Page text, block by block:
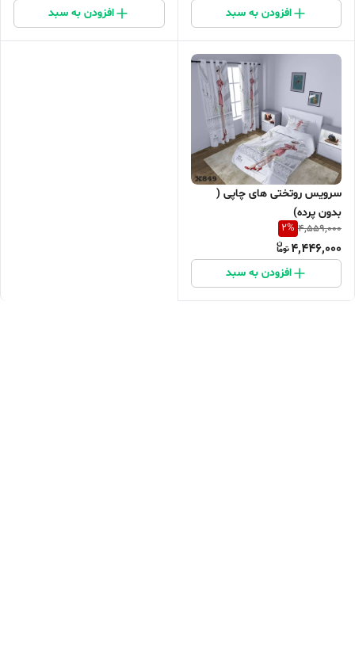
افزودن به سبد افزودن به سبد
سرویس روتختی های چاپی (
بدون پرده)
4,559,000
2%
4,446,000
افزودن به سبد